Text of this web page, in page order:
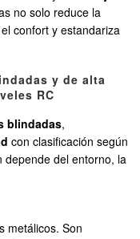
no solo reduce la
confort y estandariza
y de alta
RC
blindadas,
con clasificación según
depende del entorno, la
metálicos. Son